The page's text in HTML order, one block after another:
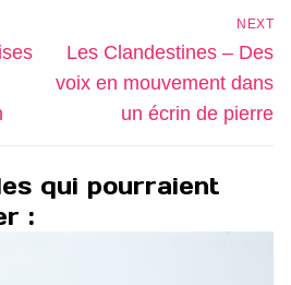
NEXT
Next
post:
Les Clandestines – Des
voix en mouvement dans
un écrin de pierre
qui pourraient
: